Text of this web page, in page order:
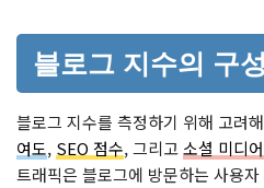
블로그 지수의 구
블로그 지수를 측정하기 위해 고려
여도, SEO 점수, 그리고소셜 미디
트래픽은 블로그에 방문하는 사용